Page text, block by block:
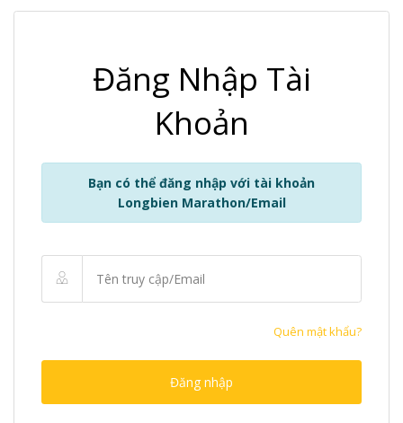
Đăng Nhập Tài
Khoản
Bạn có thể đăng nhập với tài khoản
Longbien Marathon/Email
Quên mật khẩu?
Đăng nhập